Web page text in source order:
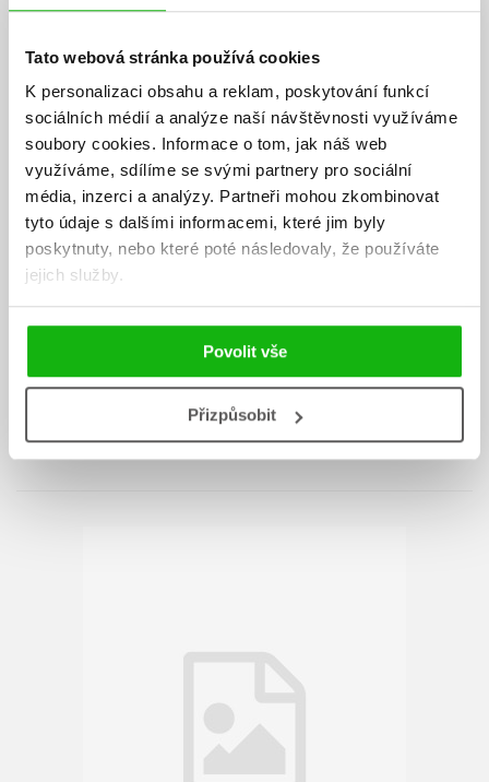
Tato webová stránka používá cookies
K personalizaci obsahu a reklam, poskytování funkcí
sociálních médií a analýze naší návštěvnosti využíváme
soubory cookies. Informace o tom, jak náš web
využíváme, sdílíme se svými partnery pro sociální
média, inzerci a analýzy. Partneři mohou zkombinovat
tyto údaje s dalšími informacemi, které jim byly
poskytnuty, nebo které poté následovaly, že používáte
jejich služby.
Povolit vše
Přizpůsobit
Vladimíra Havlová
Bc. Vladimíra Havlová pracuje od roku 1992 jako edukační sestra v
Centru diabetologie Institutu klinické a experimentální medicíny v
sester České diabetologické společnosti a autorkou řady odborných